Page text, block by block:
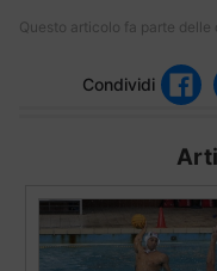
Questo articolo fa parte delle
Condividi